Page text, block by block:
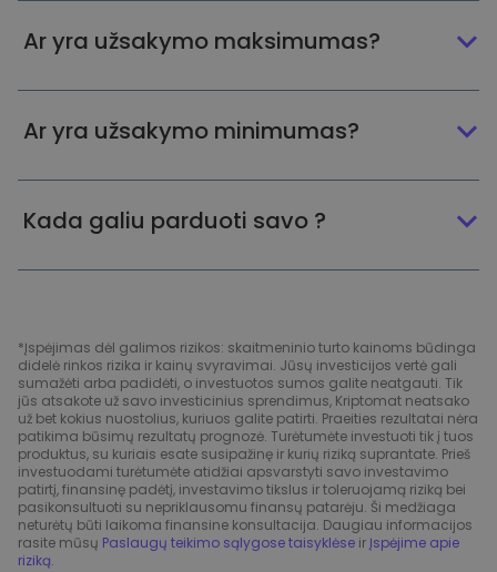
Ar yra užsakymo maksimumas?
Ar yra užsakymo minimumas?
Kada galiu parduoti savo ?
*Įspėjimas dėl galimos rizikos: skaitmeninio turto kainoms būdinga
didelė rinkos rizika ir kainų svyravimai. Jūsų investicijos vertė gali
sumažėti arba padidėti, o investuotos sumos galite neatgauti. Tik
jūs atsakote už savo investicinius sprendimus, Kriptomat neatsako
už bet kokius nuostolius, kuriuos galite patirti. Praeities rezultatai nėra
patikima būsimų rezultatų prognozė. Turėtumėte investuoti tik į tuos
produktus, su kuriais esate susipažinę ir kurių riziką suprantate. Prieš
investuodami turėtumėte atidžiai apsvarstyti savo investavimo
patirtį, finansinę padėtį, investavimo tikslus ir toleruojamą riziką bei
pasikonsultuoti su nepriklausomu finansų patarėju. Ši medžiaga
neturėtų būti laikoma finansine konsultacija. Daugiau informacijos
rasite mūsų Paslaugų teikimo sąlygose taisyklėse ir Įspėjime apie
riziką.